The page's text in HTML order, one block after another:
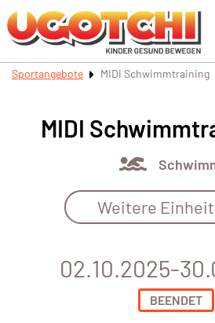
Sportangebote MIDI Schwimmtraining
MIDI
Weitere
02.10.2025-
BEENDET